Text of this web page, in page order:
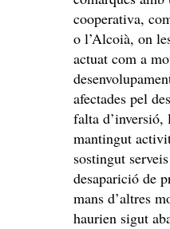
cooperativa,
o l’Alcoià, on
actuat com a
afectades pel
falta d’inversió,
mantingut
sostingut
desaparició de
mans d’altres
haurien sigut